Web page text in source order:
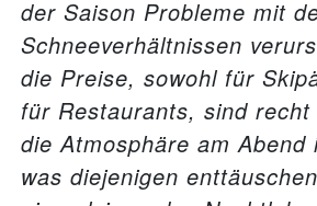
der Saison Probleme mit
Schneeverhältnissen
die Preise, sowohl für
für Restaurants, sind
die Atmosphäre am Abend
was diejenigen